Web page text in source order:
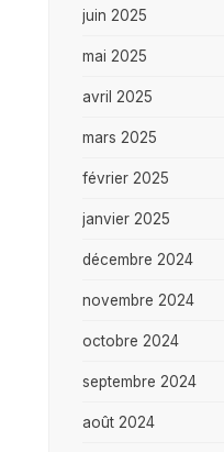
juin 2025
mai 2025
avril 2025
mars 2025
février 2025
janvier 2025
décembre 2024
novembre 2024
octobre 2024
septembre 2024
août 2024